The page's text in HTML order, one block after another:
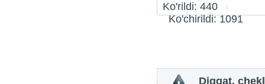
Ko'rildi: 440
Ko'chirildi: 1091
Diqqat,